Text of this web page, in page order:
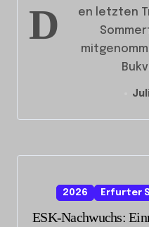
D
en letzten
2026 Erfurter
ESK-Nachwuchs: